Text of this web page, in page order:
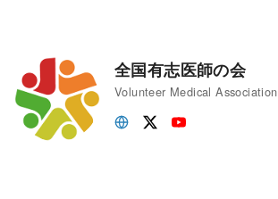
全国有志医師の会
Volunteer Medical Association